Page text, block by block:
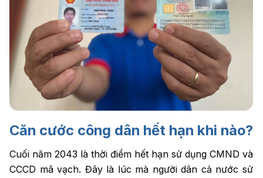
Căn cước công dân hết hạn khi nào?
Cuối năm 2043 là thời điểm hết hạn sử dụng CMND và
CCCD mã vạch. Đây là lúc mà người dân cả nước sử